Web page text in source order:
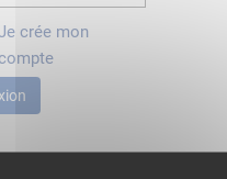
crée mon